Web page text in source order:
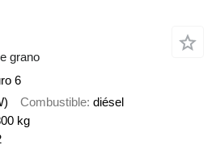
grano
6
Combustible diésel
kg